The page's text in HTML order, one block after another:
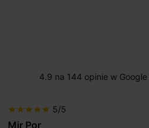
4.9 na 144 opinie w Google
star star star star star 5/5
Patryk123